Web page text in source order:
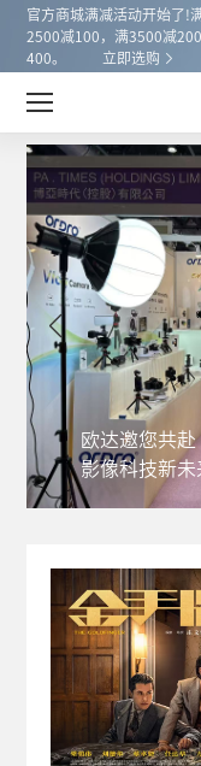
官方商城满减活动开始了!
2500减100，满3500减
400。
立即选购
欧达邀您共
影像科技新未